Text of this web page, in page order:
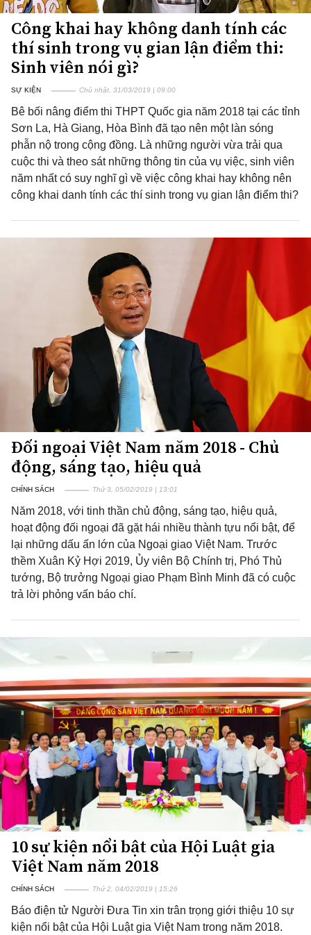
Công khai hay không danh tính các
thí sinh trong vụ gian lận điểm thi:
Sinh viên nói gì?
SỰ KIỆN Chủ nhật, 31/03/2019 | 09:00
Bê bối nâng điểm thi THPT Quốc gia năm 2018 tại các tỉnh
Sơn La, Hà Giang, Hòa Bình đã tạo nên một làn sóng
phẫn nộ trong cộng đồng. Là những người vừa trải qua
cuộc thi và theo sát những thông tin của vụ việc, sinh viên
năm nhất có suy nghĩ gì về việc công khai hay không nên
công khai danh tính các thí sinh trong vụ gian lận điểm thi?
Đối ngoại Việt Nam năm 2018 - Chủ
động, sáng tạo, hiệu quả
CHÍNH SÁCH Thứ 3, 05/02/2019 | 13:01
Năm 2018, với tinh thần chủ động, sáng tạo, hiệu quả,
hoạt động đối ngoại đã gặt hái nhiều thành tựu nổi bật, để
lại những dấu ấn lớn của Ngoại giao Việt Nam. Trước
thềm Xuân Kỷ Hợi 2019, Ủy viên Bộ Chính trị, Phó Thủ
tướng, Bộ trưởng Ngoại giao Phạm Bình Minh đã có cuộc
trả lời phỏng vấn báo chí.
10 sự kiện nổi bật của Hội Luật gia
Việt Nam năm 2018
CHÍNH SÁCH Thứ 2, 04/02/2019 | 15:26
Báo điện tử Người Đưa Tin xin trân trọng giới thiệu 10 sự
kiện nổi bật của Hội Luật gia Việt Nam trong năm 2018.